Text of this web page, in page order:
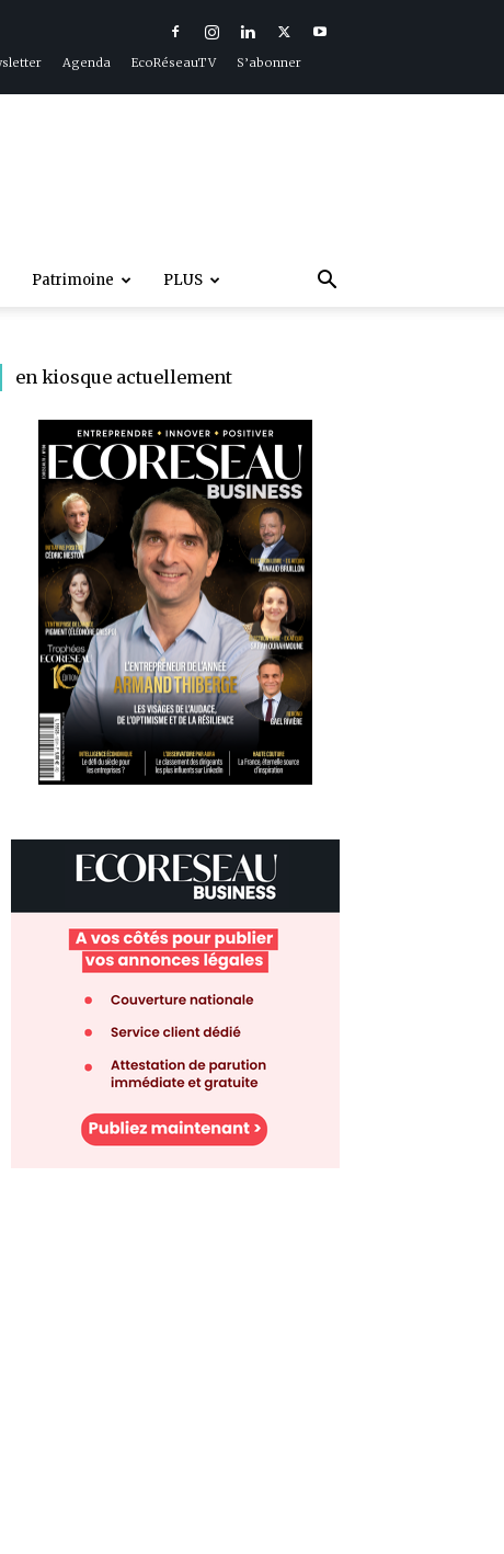
Agenda EcoRéseauTV S’abonner
Patrimoine PLUS
en kiosque actuellement